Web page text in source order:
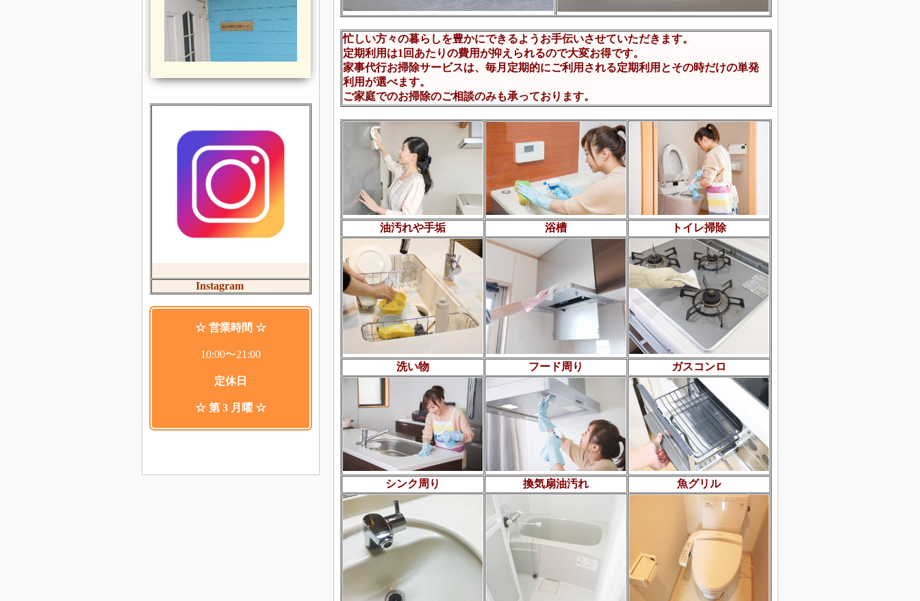
Instagram
☆ 営業時間 ☆
10:00〜21:00
定休日
☆ 第 3 月曜 ☆
忙しい方々の暮らしを豊かにできるようお手伝いさせていただきます。
定期利用は1回あたりの費用が抑えられるので大変お得です。
家事代行お掃除サービスは、毎月定期的にご利用される定期利用とその時だけの単発
利用が選べます。
ご家庭でのお掃除のご相談のみも承っております。
油汚れや手垢 浴槽 トイレ掃除
洗い物 フード周り ガスコンロ
シンク周り 換気扇油汚れ 魚グリル